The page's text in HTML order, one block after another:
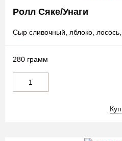
Ролл Сяке/Унаги
Сыр сливочный, яблоко,
280 грамм